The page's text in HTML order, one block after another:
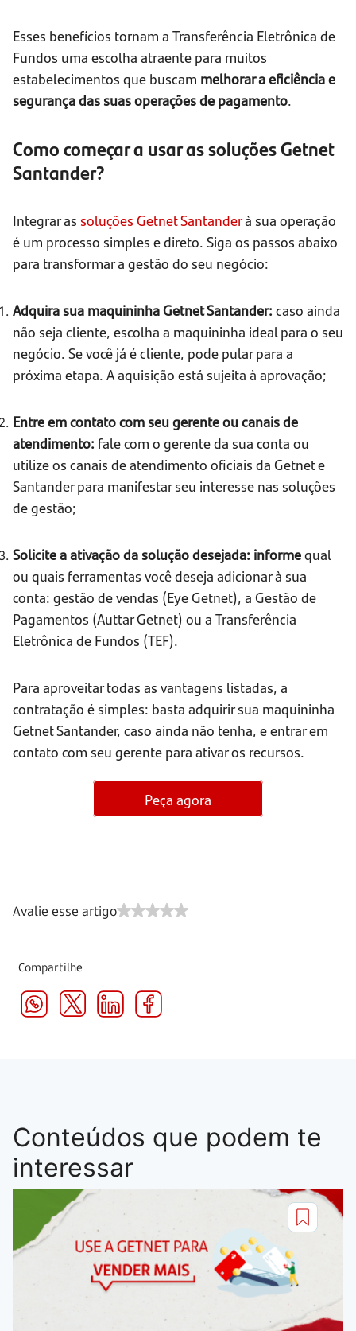
Esses benefícios tornam a Transferência Eletrônica de
Fundos uma escolha atraente para muitos
estabelecimentos que buscam melhorar a eficiência e
segurança das suas operações de pagamento.
Como começar a usar as soluções Getnet
Santander?
Integrar as soluções Getnet Santanderà sua operação
é um processo simples e direto. Siga os passos abaixo
para transformar a gestão do seu negócio:
Adquira sua maquininha Getnet Santander: caso ainda
não seja cliente, escolha a maquininha ideal para o seu
negócio. Se você já é cliente, pode pular para a
próxima etapa. A aquisição está sujeita à aprovação;
Entre em contato com seu gerente ou canais de
atendimento: fale com o gerente da sua conta ou
utilize os canais de atendimento oficiais da Getnet e
Santander para manifestar seu interesse nas soluções
de gestão;
Solicite a ativação da solução desejada: informequal
ou quais ferramentas você deseja adicionar à sua
conta: gestão de vendas (Eye Getnet), a Gestão de
Pagamentos (Auttar Getnet) ou a Transferência
Eletrônica de Fundos (TEF).
Para aproveitar todas as vantagens listadas, a
contratação é simples: basta adquirir sua maquininha
Getnet Santander, caso ainda não tenha, e entrar em
contato com seu gerente para ativar os recursos.
Peça agora
Avalie esse artigo
Compartilhe
Conteúdos que podem te
interessar